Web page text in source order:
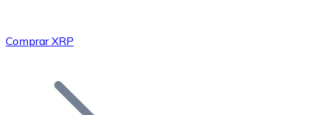
Bitcoin
Comprar XRP